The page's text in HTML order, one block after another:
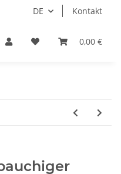
DE Kontakt
0,00 €